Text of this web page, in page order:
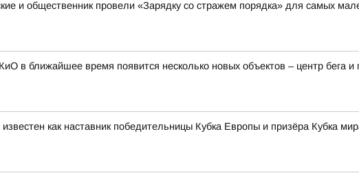
и общественник провели «Зарядку со стражем порядка» для самых
в ближайшее время появится несколько новых объектов – центр бега и
известен как наставник победительницы Кубка Европы и призёра